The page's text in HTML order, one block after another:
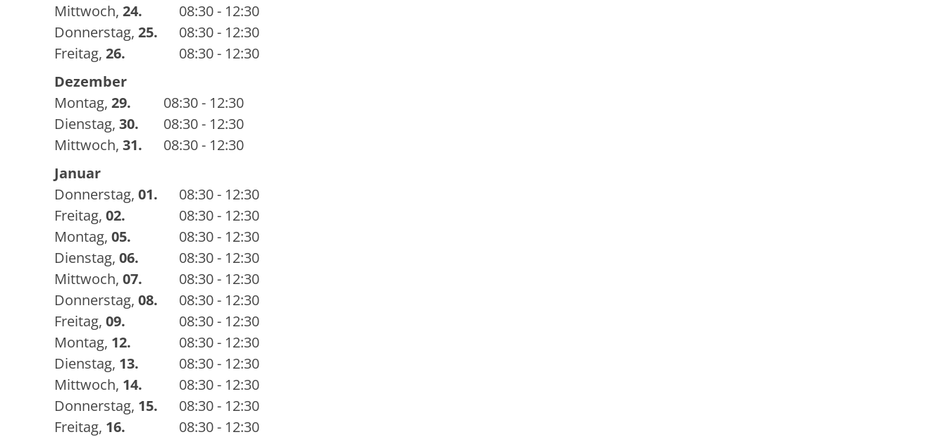
Mittwoch, 24.
08:30 - 12:30
Donnerstag, 25.
08:30 - 12:30
Freitag, 26.
08:30 - 12:30
Dezember
Montag, 29.
08:30 - 12:30
Dienstag, 30.
08:30 - 12:30
Mittwoch, 31.
08:30 - 12:30
Januar
Donnerstag, 01.
08:30 - 12:30
Freitag, 02.
08:30 - 12:30
Montag, 05.
08:30 - 12:30
Dienstag, 06.
08:30 - 12:30
Mittwoch, 07.
08:30 - 12:30
Donnerstag, 08.
08:30 - 12:30
Freitag, 09.
08:30 - 12:30
Montag, 12.
08:30 - 12:30
Dienstag, 13.
08:30 - 12:30
Mittwoch, 14.
08:30 - 12:30
Donnerstag, 15.
08:30 - 12:30
Freitag, 16.
08:30 - 12:30